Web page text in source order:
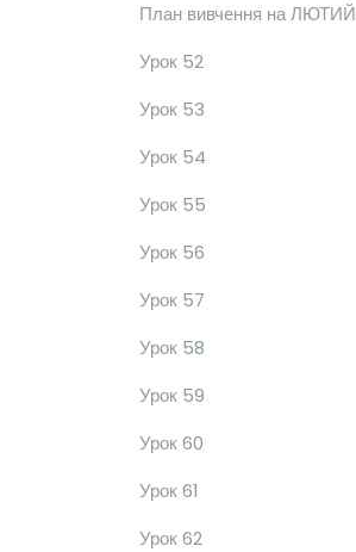
План вивчення на ЛЮТИЙ
Урок 52
Урок 53
Урок 54
Урок 55
Урок 56
Урок 57
Урок 58
Урок 59
Урок 60
Урок 61
Урок 62